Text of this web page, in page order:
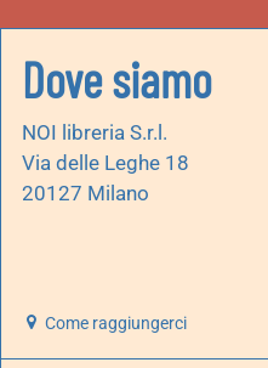
Dove siamo
NOI libreria S.r.l.
Via delle Leghe 18
20127 Milano
Come raggiungerci